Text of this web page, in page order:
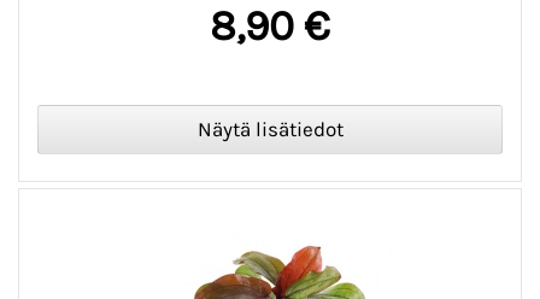
8,90 €